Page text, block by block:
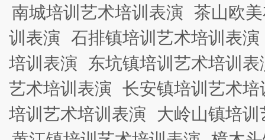
南城培训艺术培训表演 茶山欧
训表演 石排镇培训艺术培训表演
培训表演
东坑镇培训艺术培训表
艺术培训表演 长安镇培训艺术培
培训艺术培训表演
大岭山镇培